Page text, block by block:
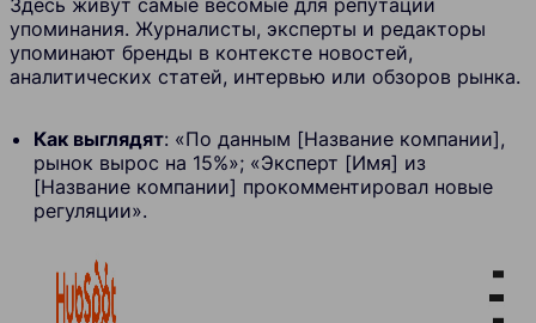
упоминания. Журналисты, эксперты и редакторы
упоминают бренды в контексте новостей,
аналитических статей, интервью или обзоров рынка.
Как выглядят: «По данным [Название компании],
рынок вырос на 15%»; «Эксперт [Имя] из
[Название компании] прокомментировал новые
регуляции».